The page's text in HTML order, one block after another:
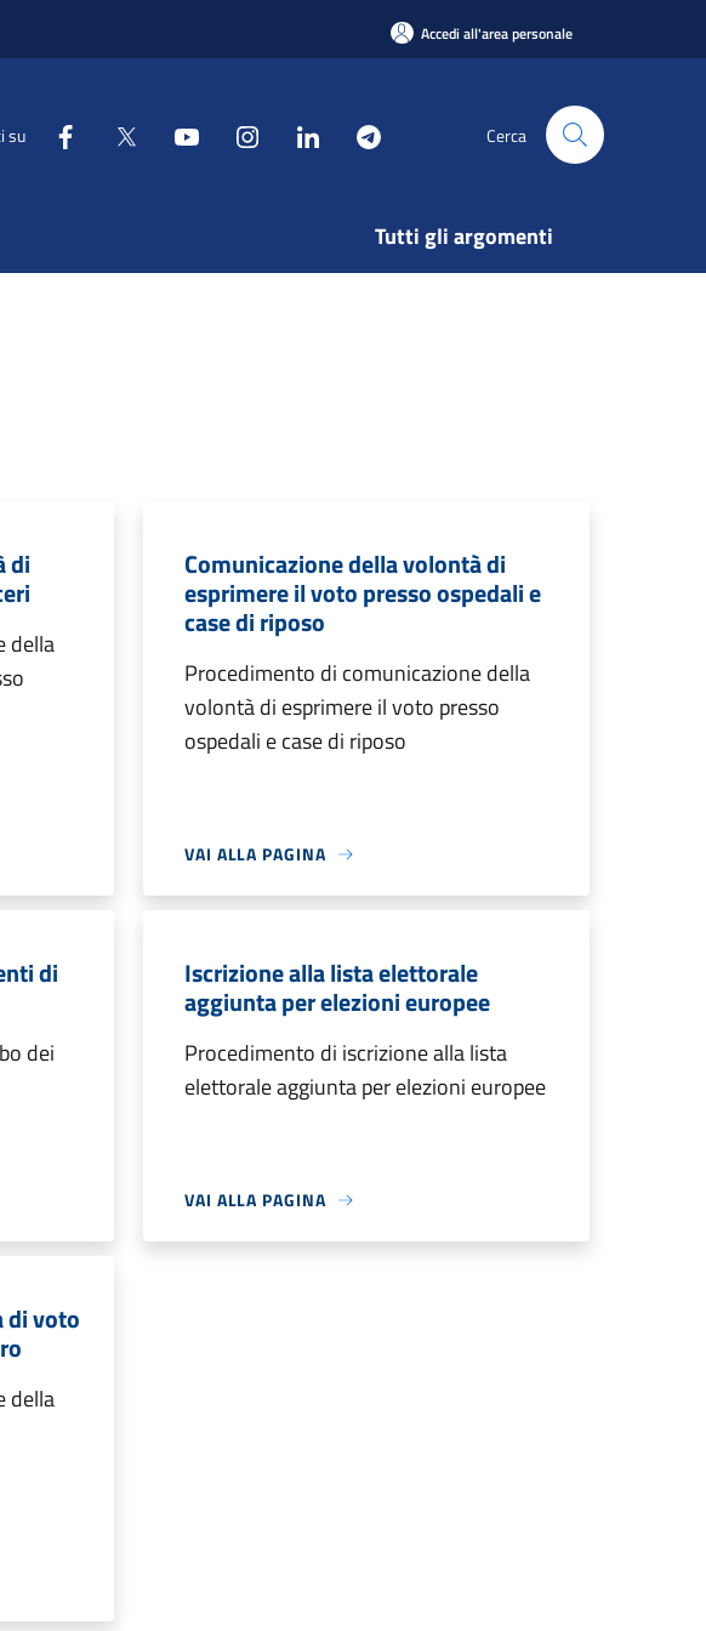
Accedi all'area personale
su Cerca
Tutti gli argomenti
di
della
Comunicazione della volontà di
esprimere il voto presso ospedali e
case di riposo
Procedimento di comunicazione della
volontà di esprimere il voto presso
ospedali e case di riposo
VAI ALLA PAGINA
di
dei
Iscrizione alla lista elettorale
aggiunta per elezioni europee
Procedimento di iscrizione alla lista
elettorale aggiunta per elezioni europee
VAI ALLA PAGINA
di voto
della